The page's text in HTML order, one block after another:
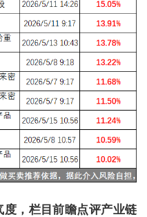
度，栏目前瞻点评产业链